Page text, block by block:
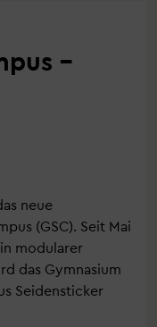
–
neue
(GSC). Seit Mai
modularer
das Gymnasium
Seidensticker